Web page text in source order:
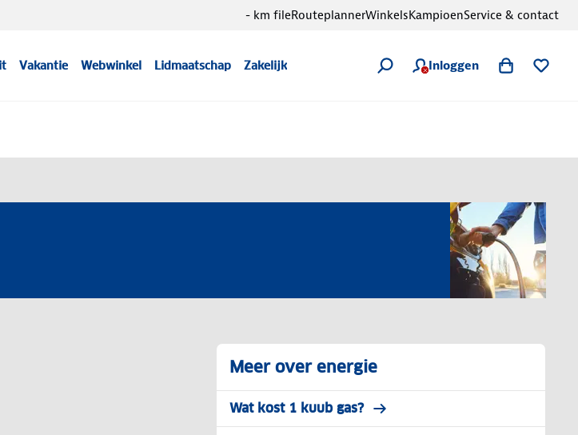
Vakantie Webwinkel Lidmaatschap Zakelijk Inloggen
- km fileRouteplannerWinkelsKampioenService & contact
Meer over energie
Wat kost 1 kuub gas?